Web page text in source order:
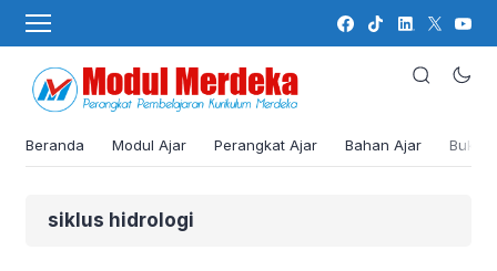
Beranda Modul Ajar Perangkat Ajar Bahan Ajar Buku
siklus hidrologi